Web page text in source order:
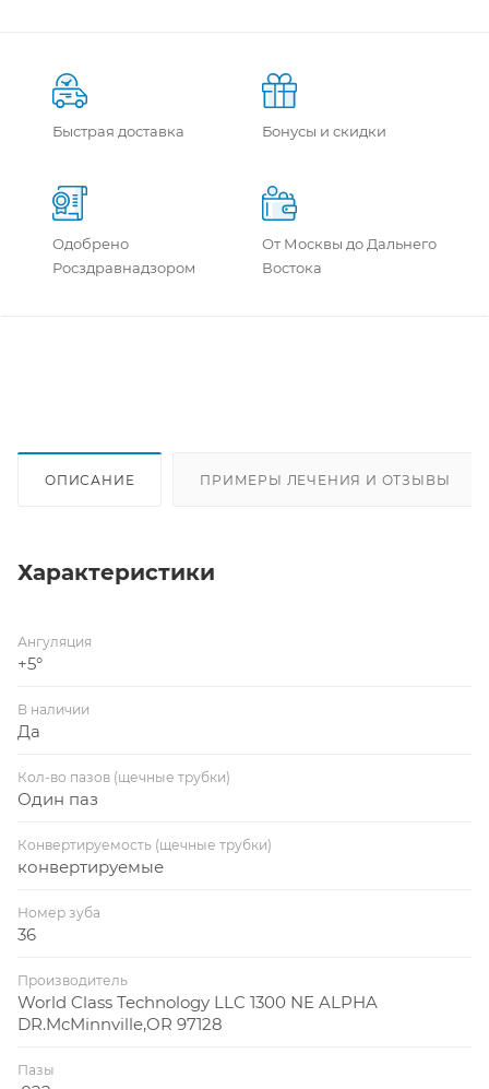
Быстрая доставка Бонусы и скидки
Одобрено
Росздравнадзором
От Москвы до Дальнего
Востока
ОПИСАНИЕ ПРИМЕРЫ ЛЕЧЕНИЯ И ОТЗЫВЫ
Характеристики
Ангуляция
+5°
В наличии
Да
Кол-во пазов (щечные трубки)
Один паз
Конвертируемость (щечные трубки)
конвертируемые
Номер зуба
36
Производитель
World Class Technology LLC 1300 NE ALPHA
DR.McMinnville,OR 97128
Пазы